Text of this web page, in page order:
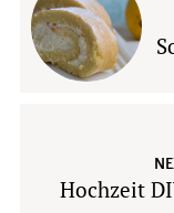
Hochzeit